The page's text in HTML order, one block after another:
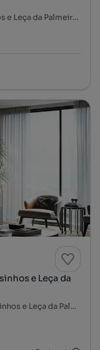
Matosinhos Sul - Marginal, Matosinhos e Leça da Palmeira, Matosinhos, Porto
e Leça da
Zona Histórica de Matosinhos, Matosinhos e Leça da Palmeira, Matosinhos, Porto